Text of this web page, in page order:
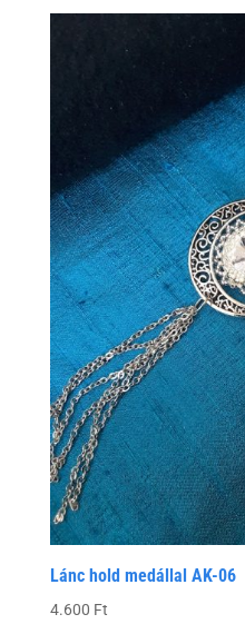
Lánc hold medállal AK-06
4.600 Ft